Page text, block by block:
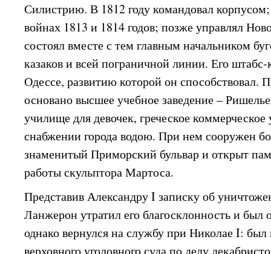
Силистрию. В 1812 году командовал корпусом;
войнах 1813 и 1814 годов; позже управлял
состоял вместе с тем главным начальником
казаков и всей пограничной линии. Его штабс-
Одессе, развитию которой он
основано высшее учебное заведение –
училище для девочек, греческое
снабжении города водою. При нем сооружен
знаменитый Приморский бульвар и открыт
работы скульптора Мартоса.
Представив Александру I записку об
Ланжерон утратил его благосклонность и был
однако вернулся на службу при Николае I:
верховного уголовного суда по делу